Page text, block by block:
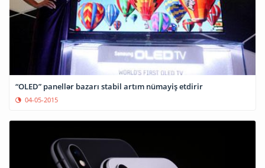
“OLED” panellər bazarı stabil artım nümayiş etdirir
04-05-2015